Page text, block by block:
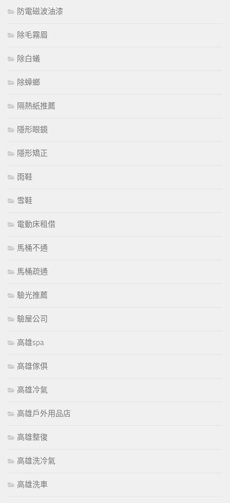
防電磁波油漆
除毛霧眉
除白蟻
除蟑螂
隔熱紙推薦
隱形眼鏡
隱形矯正
雨鞋
雪鞋
電動床租借
馬桶不通
馬桶疏通
驗光推薦
驗屋公司
高雄spa
高雄傢俱
高雄冷氣
高雄戶外用品店
高雄整復
高雄洗冷氣
高雄洗車